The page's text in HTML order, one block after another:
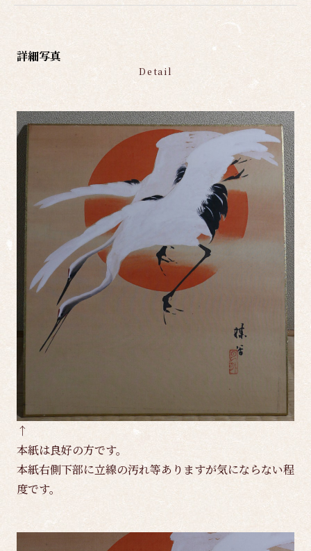
詳細写真
Detail
↑
本紙は良好の方です。
本紙右側下部に立線の汚れ等ありますが気にならない程
度です。